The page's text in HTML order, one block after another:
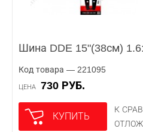
Шина DDE 15"(38см)
Код товара — 221095
ЦЕНА 730 РУБ.
КУПИТЬ
К